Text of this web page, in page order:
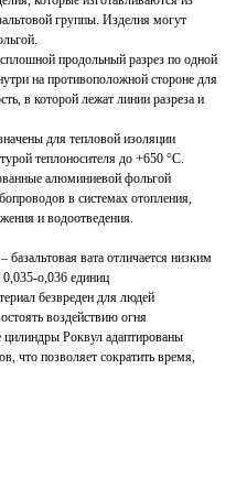
группы. Изделия могут
продольный разрез по одной
на противоположной стороне для
в которой лежат линии разреза и
для тепловой изоляции
теплоносителя до +650 °С.
алюминиевой фольгой
в системах отопления,
и водоотведения.
вата отличается низким
о,036 единиц
безвреден для людей
воздействию огня
цилиндры Роквул адаптированы
что позволяет сократить время,